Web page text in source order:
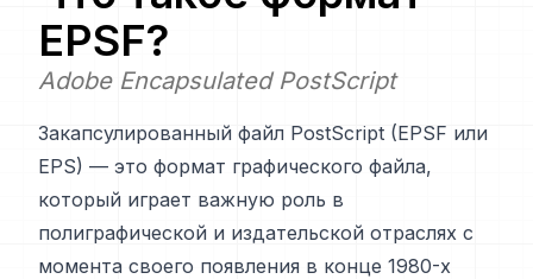
EPSF?
Adobe Encapsulated PostScript
Закапсулированный файл PostScript (EPSF или
EPS) — это формат графического файла,
который играет важную роль в
полиграфической и издательской отраслях с
момента своего появления в конце 1980-х